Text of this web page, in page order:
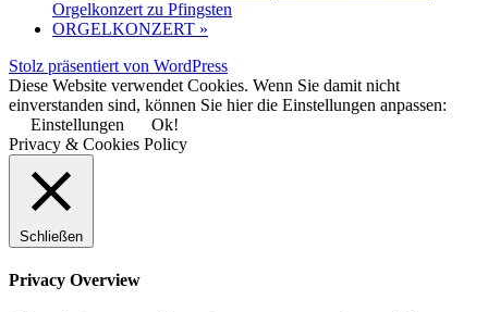
Orgelkonzert zu Pfingsten
ORGELKONZERT »
Stolz präsentiert von WordPress
Diese Website verwendet Cookies. Wenn Sie damit nicht
einverstanden sind, können Sie hier die Einstellungen anpassen:
Einstellungen
Ok!
Privacy & Cookies Policy
Schließen
Privacy Overview